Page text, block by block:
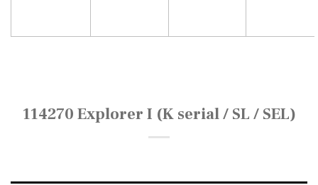
114270 Explorer I (K serial / SL / SEL)